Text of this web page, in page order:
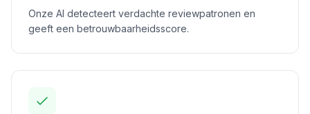
Onze AI detecteert verdachte reviewpatronen en
geeft een betrouwbaarheidsscore.